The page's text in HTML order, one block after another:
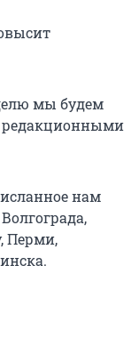
мы будем
редакционными
нам
Перми,